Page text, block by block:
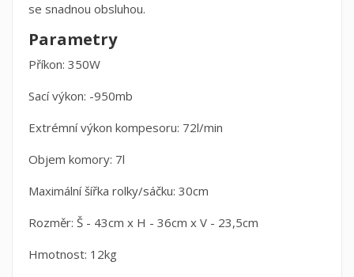
se snadnou obsluhou.
Parametry
Příkon: 350W
Sací výkon: -950mb
Extrémní výkon kompesoru: 72l/min
Objem komory: 7l
Maximální šířka rolky/sáčku: 30cm
Rozměr: Š - 43cm x H - 36cm x V - 23,5cm
Hmotnost: 12kg